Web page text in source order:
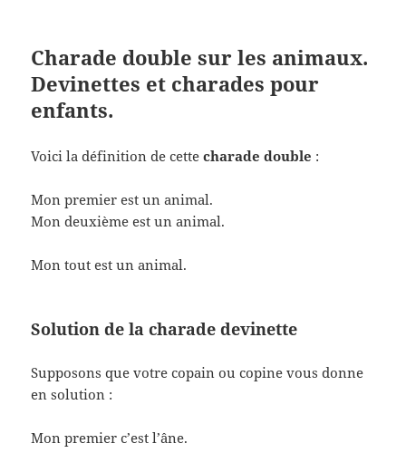
Charade double sur les animaux.
Devinettes et charades pour
enfants.
Voici la définition de cette charade double :
Mon premier est un animal.
Mon deuxième est un animal.
Mon tout est un animal.
Solution de la charade devinette
Supposons que votre copain ou copine vous donne
en solution :
Mon premier c’est l’âne.